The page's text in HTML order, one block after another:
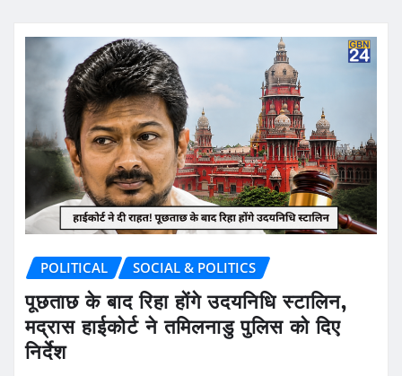
POLITICAL SOCIAL & POLITICS
पूछताछ के बाद रिहा होंगे उदयनिधि स्टालिन,
मद्रास हाईकोर्ट ने तमिलनाडु पुलिस को दिए
निर्देश